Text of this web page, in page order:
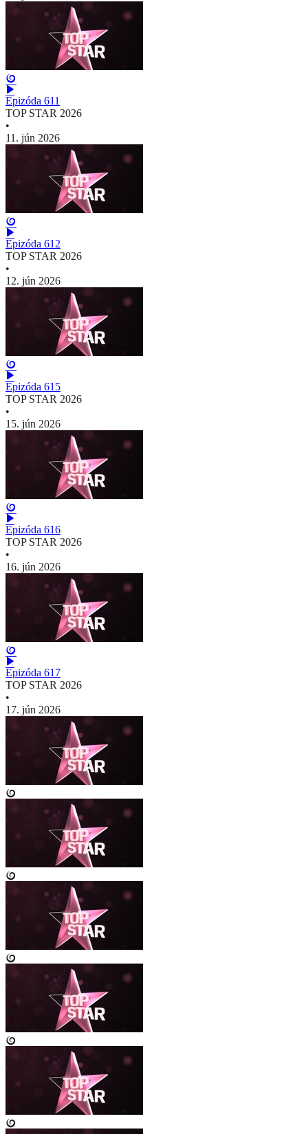
Epizóda 611
TOP STAR 2026
•
11. jún 2026
Epizóda 612
TOP STAR 2026
•
12. jún 2026
Epizóda 615
TOP STAR 2026
•
15. jún 2026
Epizóda 616
TOP STAR 2026
•
16. jún 2026
Epizóda 617
TOP STAR 2026
•
17. jún 2026